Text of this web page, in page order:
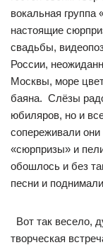
вокальная
настоящие
свадьбы,
России,
Москвы, море
баяна. Слёзы
юбиляров, но и
сопереживали
«сюрпризы» и
обошлось и без
песни и
Вот так весело,
творческая